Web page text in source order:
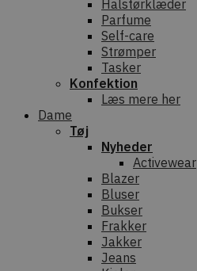
Halstørklæder
Parfume
Self-care
Strømper
Tasker
Konfektion
Læs mere her
Dame
Tøj
Nyheder
Activewear
Blazer
Bluser
Bukser
Frakker
Jakker
Jeans